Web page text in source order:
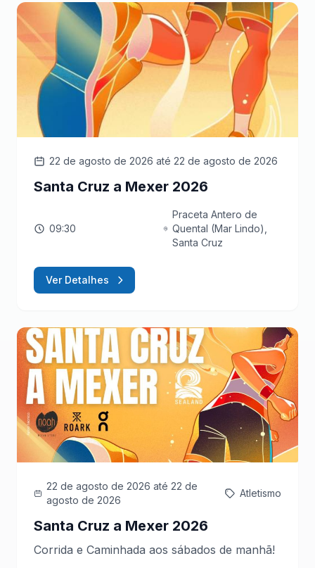
22 de agosto de 2026 até 22 de agosto de 2026
Santa Cruz a Mexer 2026
09:30
Praceta Antero de
Quental (Mar Lindo),
Santa Cruz
Ver Detalhes
22 de agosto de 2026 até 22 de
agosto de 2026
Atletismo
Santa Cruz a Mexer 2026
Corrida e Caminhada aos sábados de manhã!